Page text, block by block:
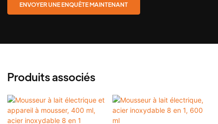
ENVOYER UNE ENQUÊTE MAINTENANT
Produits associés